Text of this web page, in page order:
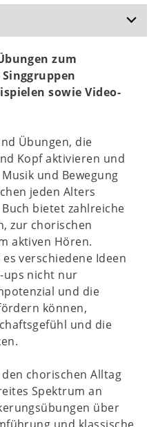
zum
sowie Video-
Übungen, die
Kopf aktivieren und
und Bewegung
jeden Alters
bietet zahlreiche
zur chorischen
aktiven Hören.
verschiedene Ideen
ups nicht nur
und die
können,
und die
chorischen Alltag
Spektrum an
über